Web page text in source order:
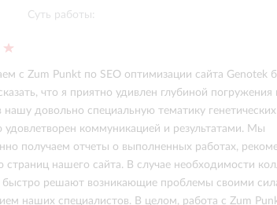
Суть работы:
с Zum Punkt по SEO оптимизации сайта Genotek
что я приятно удивлен глубиной
нашу довольно специальную тематику генетических
удовлетворен коммуникацией и результатами. Мы
получаем отчеты о выполненных работах,
страниц нашего сайта. В случае необходимости
быстро решают возникающие проблемы своими
наших специалистов. В целом, работа с Zum